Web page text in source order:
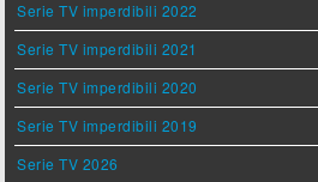
Serie TV imperdibili 2022
Serie TV imperdibili 2021
Serie TV imperdibili 2020
Serie TV imperdibili 2019
Serie TV 2026